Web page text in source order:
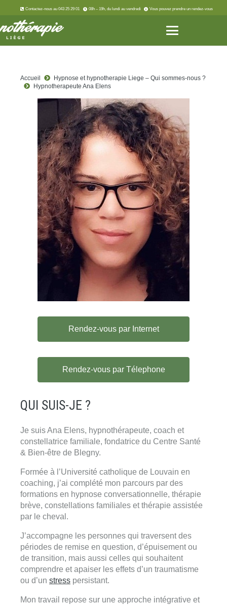
Contactez-nous au 043 25 29 01 08h – 19h, du lundi au vendredi Vous pouvez prendre un rendez-vous
Accueil
Hypnose et hypnotherapie Liege – Qui sommes-nous ?
Hypnotherapeute Ana Elens
QUI SUIS-JE ?
Je suis Ana Elens, hypnothérapeute, coach et
constellatrice familiale, fondatrice du Centre Santé
& Bien-être de Blegny.
Formée à l’Université catholique de Louvain en
coaching, j’ai complété mon parcours par des
formations en hypnose conversationnelle, thérapie
brève, constellations familiales et thérapie assistée
par le cheval.
J’accompagne les personnes qui traversent des
périodes de remise en question, d’épuisement ou
de transition, mais aussi celles qui souhaitent
comprendre et apaiser les effets d’un traumatisme
ou d’un stress persistant.
Mon travail repose sur une approche intégrative et
Rendez-vous par Internet
Rendez-vous par Télephone